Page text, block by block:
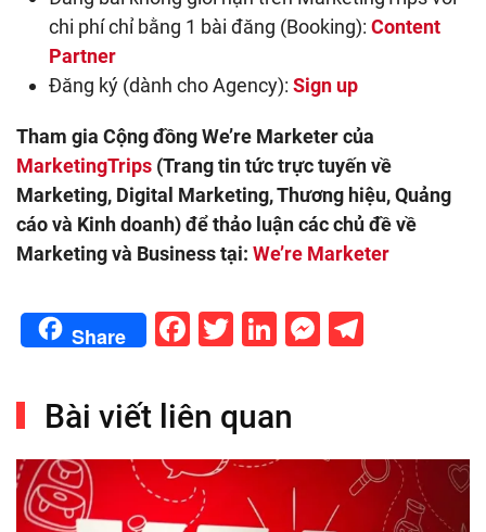
chi phí chỉ bằng 1 bài đăng (Booking): Content
Partner
Đăng ký (dành cho Agency): Sign up
Tham gia Cộng đồng We’re Marketer của
MarketingTrips (Trang tin tức trực tuyến về
Marketing, Digital Marketing, Thương hiệu, Quảng
cáo và Kinh doanh) để thảo luận các chủ đề về
Marketing và Business tại: We’re Marketer
Share Facebook
Twitter
LinkedIn
Bài viết liên quan